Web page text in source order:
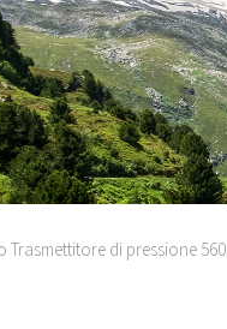
Trasmettitore di pressione 560